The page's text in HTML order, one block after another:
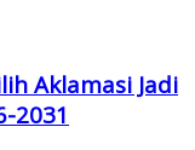
Aklamasi Jadi
2031